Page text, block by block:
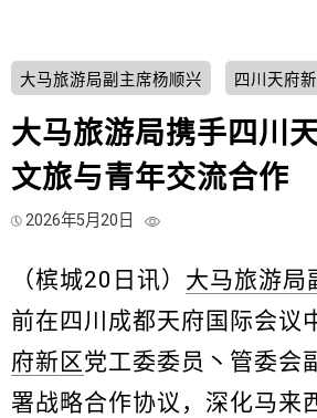
大马旅游局副主席杨顺兴 四川天府
大马旅游局携手四川
文旅与青年交流合作
2026年5月20日
（槟城20日讯） 大马旅游局
前在四川成都天府国际会议
府新区党工委委员丶管委会
署战略合作协议，深化马来